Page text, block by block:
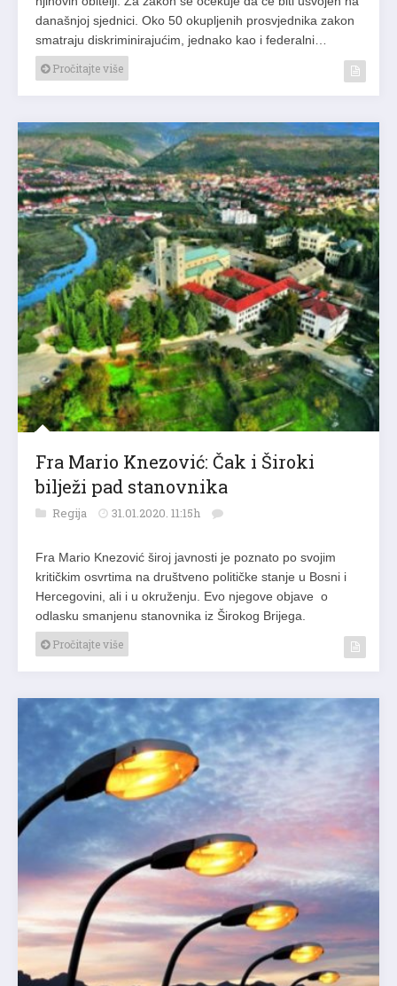
današnjoj sjednici. Oko 50 okupljenih prosvjednika zakon
smatraju diskriminirajućim, jednako kao i federalni…
Pročitajte više
Fra Mario Knezović: Čak i Široki
bilježi pad stanovnika
Regija 31.01.2020. 11:15h
Fra Mario Knezović široj javnosti je poznato po svojim
kritičkim osvrtima na društveno političke stanje u Bosni i
Hercegovini, ali i u okruženju. Evo njegove objave o
odlasku smanjenu stanovnika iz Širokog Brijega.
Pročitajte više